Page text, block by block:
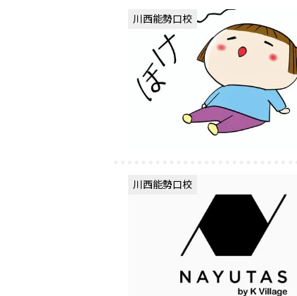
川西能勢口校
川西能勢口校